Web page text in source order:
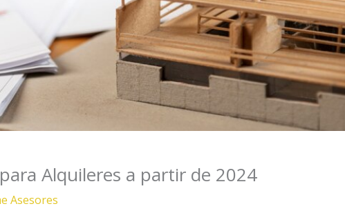
Alquileres a partir de 2024
Asesores